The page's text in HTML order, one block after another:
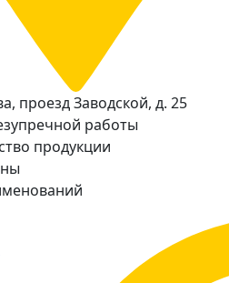
проезд Заводской, д. 25
работы
продукции